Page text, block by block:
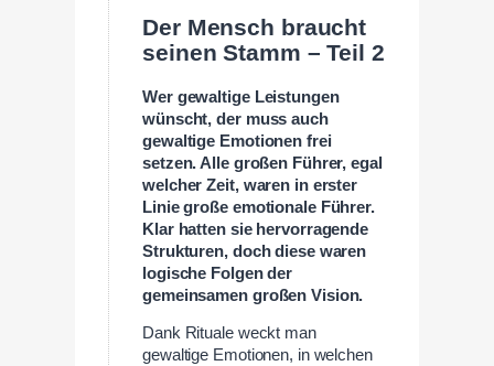
Der Mensch braucht
seinen Stamm – Teil 2
Wer gewaltige Leistungen
wünscht, der muss auch
gewaltige Emotionen frei
setzen. Alle großen Führer, egal
welcher Zeit, waren in erster
Linie große emotionale Führer.
Klar hatten sie hervorragende
Strukturen, doch diese waren
logische Folgen der
gemeinsamen großen Vision.
Dank Rituale weckt man
gewaltige Emotionen, in welchen